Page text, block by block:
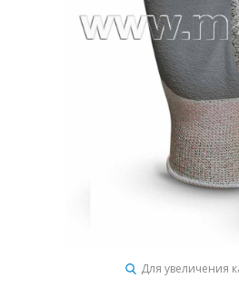
Для увеличения